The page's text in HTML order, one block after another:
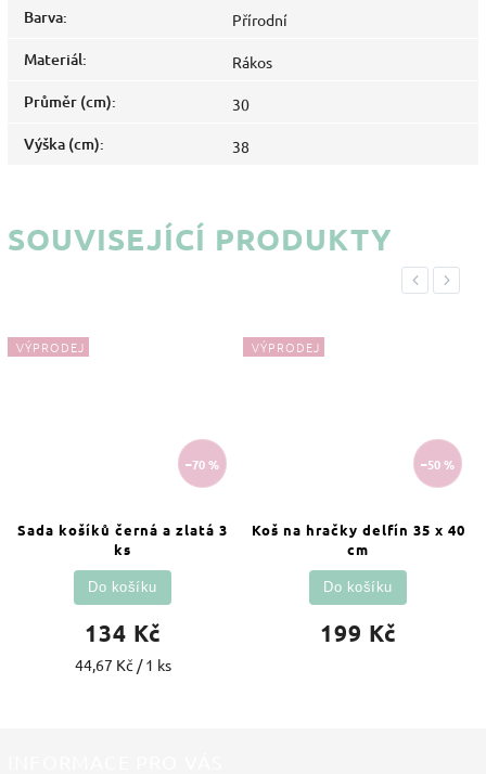
Barva: Přírodní
Materiál: Rákos
Průměr (cm): 30
Výška (cm): 38
SOUVISEJÍCÍ PRODUKTY
Previous
VÝPRODEJ
–70 %
Sada košíků černá a zlatá 3
ks
134 Kč
44,67 Kč / 1 ks
Do košíku
VÝPRODEJ
–50 %
Koš na hračky delfín 35 x 40
cm
199 Kč
Do košíku
Next